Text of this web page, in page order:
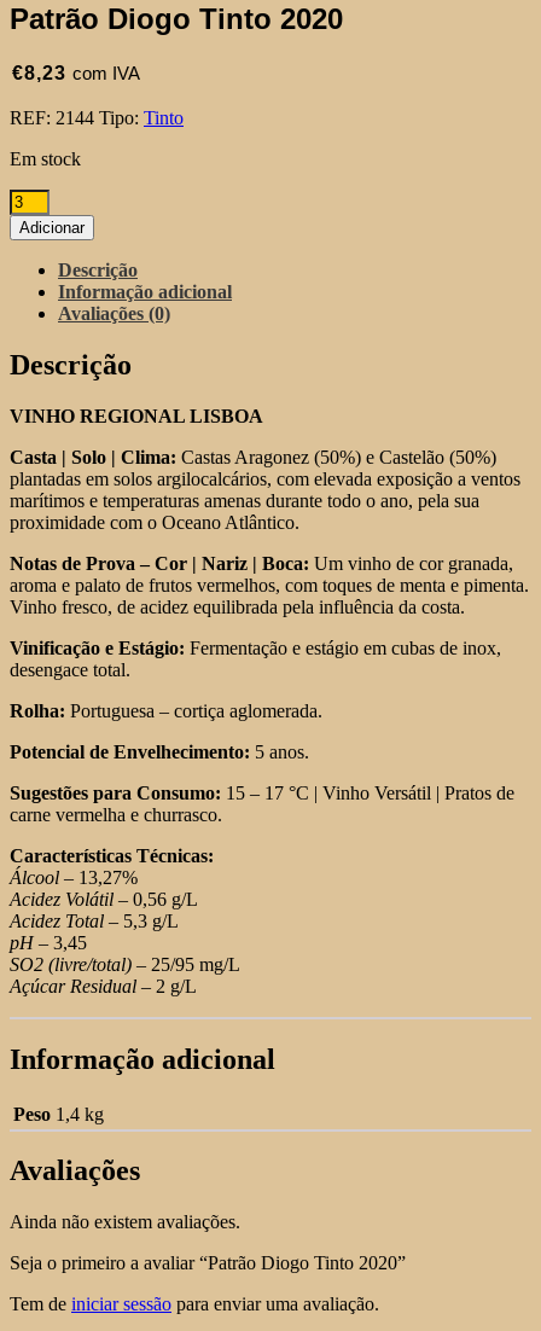
Patrão Diogo Tinto 2020
€8,23 com IVA
REF: 2144 Tipo: Tinto
Em stock
Quantidade
de
Patrão
Diogo
Tinto
2020
Adicionar
Descrição
Informação adicional
Avaliações (0)
Descrição
VINHO REGIONAL LISBOA
Casta | Solo | Clima: Castas Aragonez (50%) e Castelão (50%)
plantadas em solos argilocalcários, com elevada exposição a ventos
marítimos e temperaturas amenas durante todo o ano, pela sua
proximidade com o Oceano Atlântico.
Notas de Prova – Cor | Nariz | Boca: Um vinho de cor granada,
aroma e palato de frutos vermelhos, com toques de menta e pimenta.
Vinho fresco, de acidez equilibrada pela influência da costa.
Vinificação e Estágio: Fermentação e estágio em cubas de inox,
desengace total.
Rolha: Portuguesa – cortiça aglomerada.
Potencial de Envelhecimento: 5 anos.
Sugestões para Consumo: 15 – 17 °C | Vinho Versátil | Pratos de
carne vermelha e churrasco.
Características Técnicas:
Álcool – 13,27%
Acidez Volátil – 0,56 g/L
Acidez Total – 5,3 g/L
pH– 3,45
SO2 (livre/total) – 25/95 mg/L
Açúcar Residual – 2 g/L
Informação adicional
Peso 1,4 kg
Avaliações
Ainda não existem avaliações.
Seja o primeiro a avaliar “Patrão Diogo Tinto 2020”
Tem de iniciar sessão para enviar uma avaliação.